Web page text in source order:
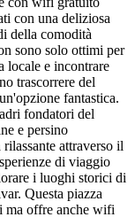
con una deliziosa
della comodità
sono solo ottimi per
locale e incontrare
trascorrere del
fantastica.
fondatori del
e persino
attraverso il
di viaggio
i luoghi storici di
Questa piazza
ma offre anche wifi